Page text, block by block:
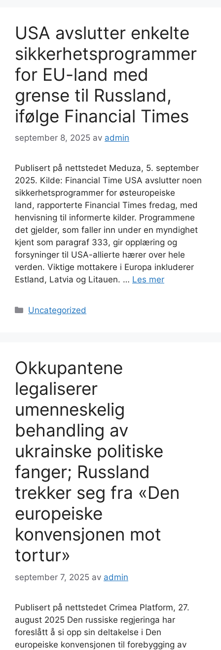
USA avslutter enkelte
sikkerhetsprogrammer
for EU-land med
grense til Russland,
ifølge Financial Times
september 8, 2025 av admin
Publisert på nettstedet Meduza, 5. september
2025. Kilde: Financial Time USA avslutter noen
sikkerhetsprogrammer for østeuropeiske
land, rapporterte Financial Times fredag, med
henvisning til informerte kilder. Programmene
det gjelder, som faller inn under en myndighet
kjent som paragraf 333, gir opplæring og
forsyninger til USA-allierte hærer over hele
verden. Viktige mottakere i Europa inkluderer
Estland, Latvia og Litauen. … Les mer
Kategorier
Uncategorized
Okkupantene
legaliserer
umenneskelig
behandling av
ukrainske politiske
fanger; Russland
trekker seg fra «Den
europeiske
konvensjonen mot
tortur»
september 7, 2025 av admin
Publisert på nettstedet Crimea Platform, 27.
august 2025 Den russiske regjeringa har
foreslått å si opp sin deltakelse i Den
europeiske konvensjonen til forebygging av